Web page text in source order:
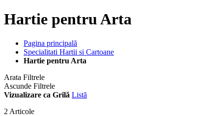
Hartie pentru Arta
Pagina principală
Specialitati Hartii si Cartoane
Hartie pentru Arta
Arata Filtrele
Ascunde Filtrele
Vizualizare ca Grilă Listă
2 Articole